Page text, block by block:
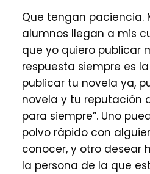
Que tengan paciencia.
alumnos llegan a mis
que yo quiero publicar
respuesta siempre es
publicar tu novela ya,
novela y tu reputación
para siempre”. Uno
polvo rápido con
conocer, y otro desear
la persona de la que